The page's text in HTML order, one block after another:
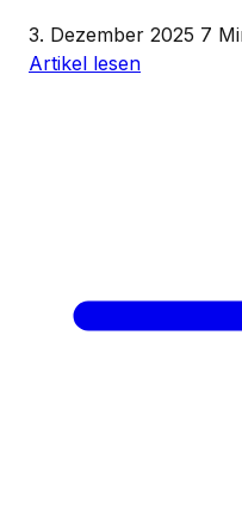
3. Dezember 2025 7
Artikel lesen